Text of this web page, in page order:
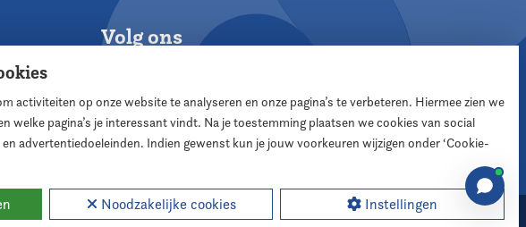
Volg ons
Webdesign:XD designers
activiteiten op onze website te analyseren en onze pagina’s te verbeteren. Hiermee zien we
welke pagina’s je interessant vindt. Na je toestemming plaatsen we cookies van social
advertentiedoeleinden. Indien gewenst kun je jouw voorkeuren wijzigen onder ‘Cookie-
Noodzakelijke cookies Instellingen